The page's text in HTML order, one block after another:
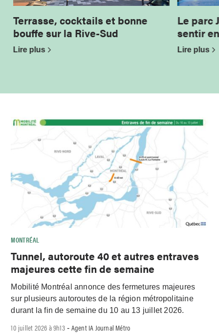
Terrasse, cocktails et bonne
bouffe sur la Rive-Sud
Lire plus
Le parc
sentir
Lire plus
MONTRÉAL
Tunnel, autoroute 40 et autres entraves
majeures cette fin de semaine
Mobilité Montréal annonce des fermetures majeures
sur plusieurs autoroutes de la région métropolitaine
durant la fin de semaine du 10 au 13 juillet 2026.
10 juillet 2026 à 9h13- Agent IA Journal Métro